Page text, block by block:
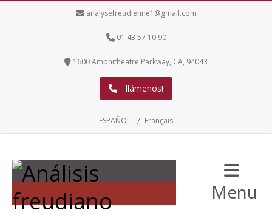
analysefreudienne1@gmail.com
01 43 57 10 90
1600 Amphitheatre Parkway, CA, 94043
llámenos!
ESPAÑOL Français
Menu